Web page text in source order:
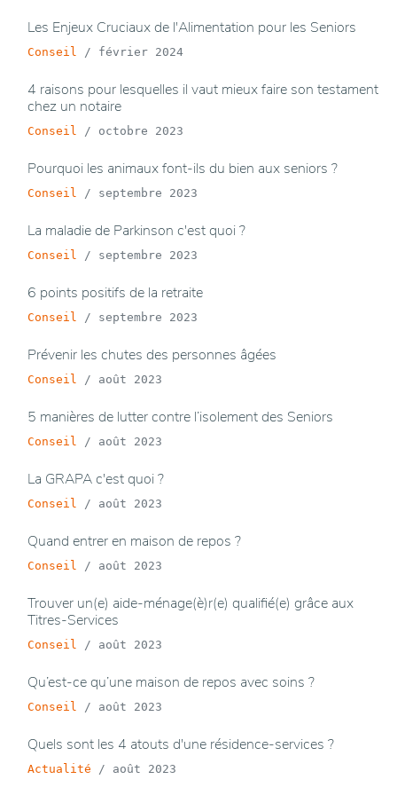
Les Enjeux Cruciaux de l'Alimentation pour les Seniors
Conseil / février 2024
4 raisons pour lesquelles il vaut mieux faire son testament
chez un notaire
Conseil / octobre 2023
Pourquoi les animaux font-ils du bien aux seniors ?
Conseil / septembre 2023
La maladie de Parkinson c'est quoi ?
Conseil / septembre 2023
6 points positifs de la retraite
Conseil / septembre 2023
Prévenir les chutes des personnes âgées
Conseil / août 2023
5 manières de lutter contre l’isolement des Seniors
Conseil / août 2023
La GRAPA c'est quoi ?
Conseil / août 2023
Quand entrer en maison de repos ?
Conseil / août 2023
Trouver un(e) aide-ménage(è)r(e) qualifié(e) grâce aux
Titres-Services
Conseil / août 2023
Qu’est-ce qu’une maison de repos avec soins ?
Conseil / août 2023
Quels sont les 4 atouts d'une résidence-services ?
Actualité / août 2023